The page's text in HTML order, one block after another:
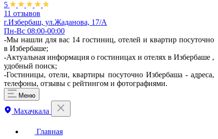
5
11 отзывов
г.Избербаш, ул.Жаданова, 17/А
Пн-Вс 08:00-00:00
-Мы нашли для вас 14 гостиниц, отелей и квартир посуточно
в Избербаше;
-Актуальная информация о гостиницах и отелях в Избербаше ,
удобный поиск;
-Гостиницы, отели, квартиры посуточно Избербаша - адреса,
телефоны, отзывы с рейтингом и фотографиями.
Меню
Махачкала
Главная